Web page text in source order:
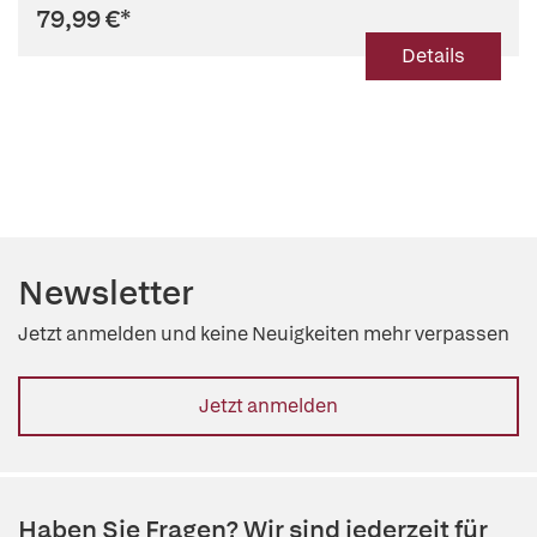
79,99 €*
Details
Newsletter
Jetzt anmelden und keine Neuigkeiten mehr verpassen
Jetzt anmelden
Haben Sie Fragen? Wir sind jederzeit für